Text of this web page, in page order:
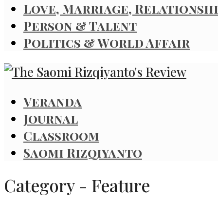
Love, Marriage,
Person & Talent
Politics & World Affair
Veranda
Journal
Classroom
Saomi Rizqiyanto
Category - Feature